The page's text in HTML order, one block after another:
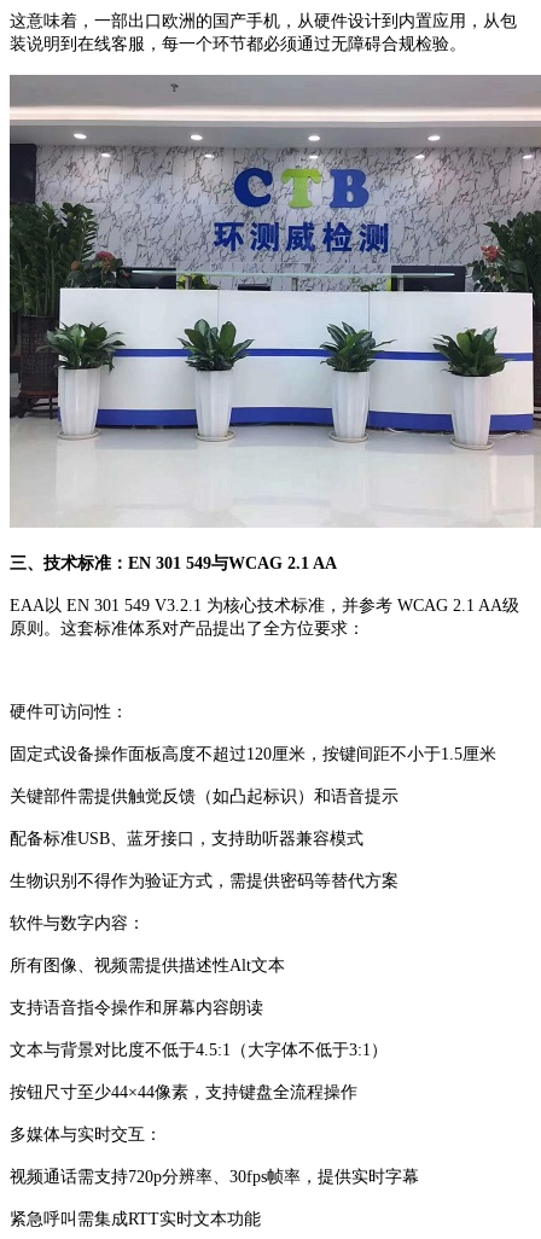
这意味着，一部出口欧洲的国产手机，从硬件设计到内置应用，从包
装说明到在线客服，每一个环节都必须通过无障碍合规检验。
三、技术标准：EN 301 549与WCAG 2.1 AA
EAA以 EN 301 549 V3.2.1 为核心技术标准，并参考 WCAG 2.1 AA级
原则。这套标准体系对产品提出了全方位要求：
硬件可访问性：
固定式设备操作面板高度不超过120厘米，按键间距不小于1.5厘米
关键部件需提供触觉反馈（如凸起标识）和语音提示
配备标准USB、蓝牙接口，支持助听器兼容模式
生物识别不得作为验证方式，需提供密码等替代方案
软件与数字内容：
所有图像、视频需提供描述性Alt文本
支持语音指令操作和屏幕内容朗读
文本与背景对比度不低于4.5:1（大字体不低于3:1）
按钮尺寸至少44×44像素，支持键盘全流程操作
多媒体与实时交互：
视频通话需支持720p分辨率、30fps帧率，提供实时字幕
紧急呼叫需集成RTT实时文本功能